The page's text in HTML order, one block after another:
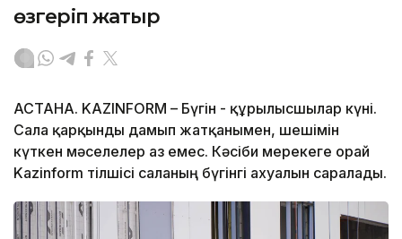
өзгеріп жатыр
АСТАНА. KAZINFORM – Бүгін - құрылысшылар күні.
Сала қарқынды дамып жатқанымен, шешімін
күткен мәселелер аз емес. Кәсіби мерекеге орай
Kazinform тілшісі саланың бүгінгі ахуалын саралады.